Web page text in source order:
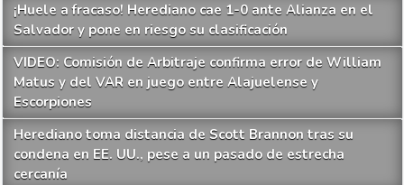
¡Huele a fracaso! Herediano cae 1-0 ante Alianza en el
Salvador y pone en riesgo su clasificación
VIDEO: Comisión de Arbitraje confirma error de William
Matus y del VAR en juego entre Alajuelense y
Escorpiones
Herediano toma distancia de Scott Brannon tras su
condena en EE. UU., pese a un pasado de estrecha
cercanía